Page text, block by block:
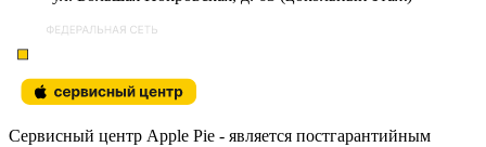
Сервисный центр Apple Pie - является постгарантийным